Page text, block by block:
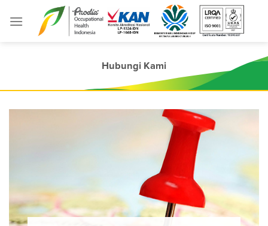
Hubungi Kami